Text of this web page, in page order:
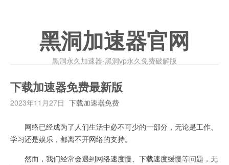
黑洞加速器官网
黑洞永久加速器-黑洞vp永久免费破解版
下载加速器免费最新版
2023年11月27日 下载加速器免费
网络已经成为了人们生活中必不可少的一部分，无论是工作、
学习还是娱乐，都离不开网络的支持。
然而，我们经常会遇到网络速度慢、下载速度缓慢等问题，无